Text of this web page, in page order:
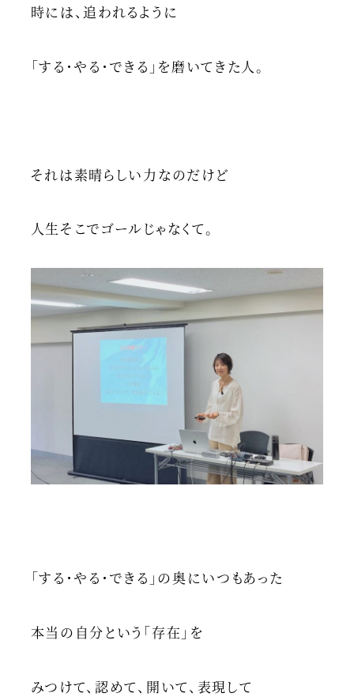
時には、追われるように
「する・やる・できる」を磨いてきた人。
それは素晴らしい力なのだけど
人生そこでゴールじゃなくて。
「する・やる・できる」の奥にいつもあった
本当の自分という「存在」を
みつけて、認めて、開いて、表現して